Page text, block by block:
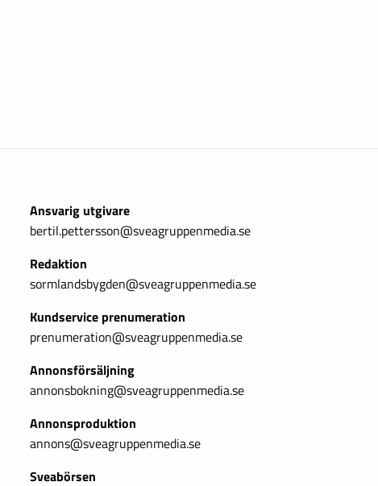
Ansvarig utgivare
bertil.pettersson@sveagruppenmedia.se
Redaktion
sormlandsbygden@sveagruppenmedia.se
Kundservice prenumeration
prenumeration@sveagruppenmedia.se
Annonsförsäljning
annonsbokning@sveagruppenmedia.se
Annonsproduktion
annons@sveagruppenmedia.se
Sveabörsen